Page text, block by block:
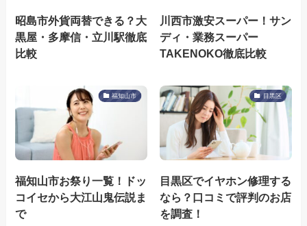
昭島市外貨両替できる？大
黒屋・多摩信・立川駅徹底
比較
川西市激安スーパー！サン
ディ・業務スーパー
TAKENOKO徹底比較
福知山市
福知山市お祭り一覧！ドッ
コイセから大江山鬼伝説ま
で
目黒区
目黒区でイヤホン修理する
なら？口コミで評判のお店
を調査！